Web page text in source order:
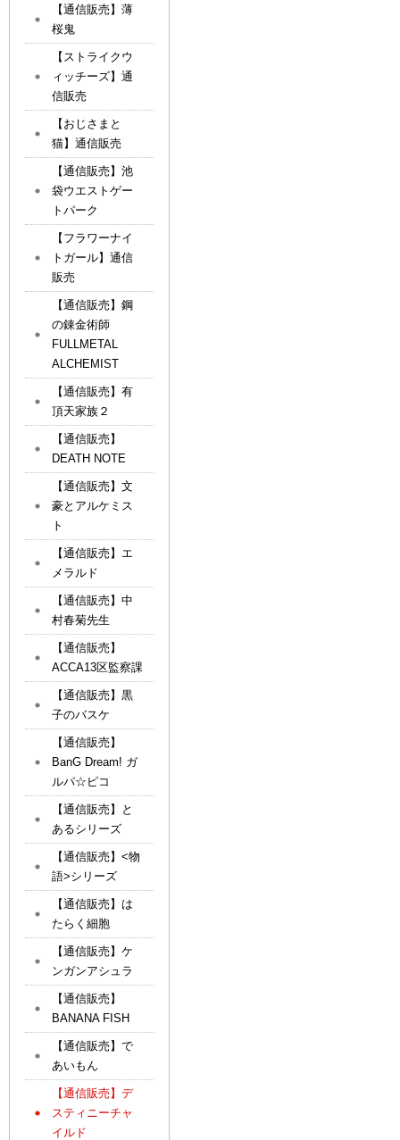
【通信販売】薄
桜鬼
【ストライクウ
ィッチーズ】通
信販売
【おじさまと
猫】通信販売
【通信販売】池
袋ウエストゲー
トパーク
【フラワーナイ
トガール】通信
販売
【通信販売】鋼
の錬金術師
FULLMETAL
ALCHEMIST
【通信販売】有
頂天家族２
【通信販売】
DEATH NOTE
【通信販売】文
豪とアルケミス
ト
【通信販売】エ
メラルド
【通信販売】中
村春菊先生
【通信販売】
ACCA13区監察課
【通信販売】黒
子のバスケ
【通信販売】
BanG Dream! ガ
ルパ☆ピコ
【通信販売】と
あるシリーズ
【通信販売】<物
語>シリーズ
【通信販売】は
たらく細胞
【通信販売】ケ
ンガンアシュラ
【通信販売】
BANANA FISH
【通信販売】で
あいもん
【通信販売】デ
スティニーチャ
イルド